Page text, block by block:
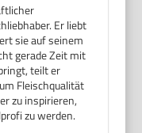
Er liebt
sie auf seinem
gerade Zeit mit
teilt er
Fleischqualität
zu inspirieren,
zu werden.